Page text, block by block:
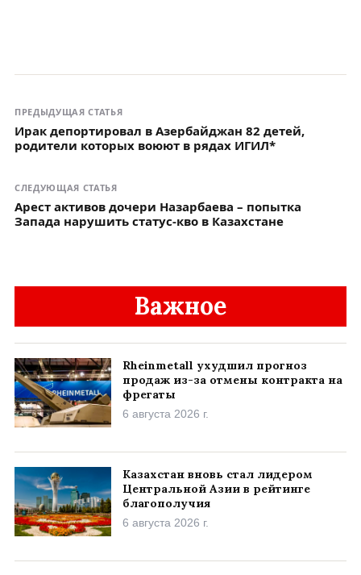
ПРЕДЫДУЩАЯ СТАТЬЯ
Ирак депортировал в Азербайджан 82 детей,
родители которых воюют в рядах ИГИЛ*
СЛЕДУЮЩАЯ СТАТЬЯ
Арест активов дочери Назарбаева – попытка
Запада нарушить статус-кво в Казахстане
Важное
Rheinmetall ухудшил прогноз
продаж из-за отмены контракта на
фрегаты
6 августа 2026 г.
Казахстан вновь стал лидером
Центральной Азии в рейтинге
благополучия
6 августа 2026 г.